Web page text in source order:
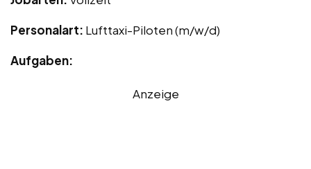
Personalart: Lufttaxi-Piloten (m/w/d)
Aufgaben:
Anzeige